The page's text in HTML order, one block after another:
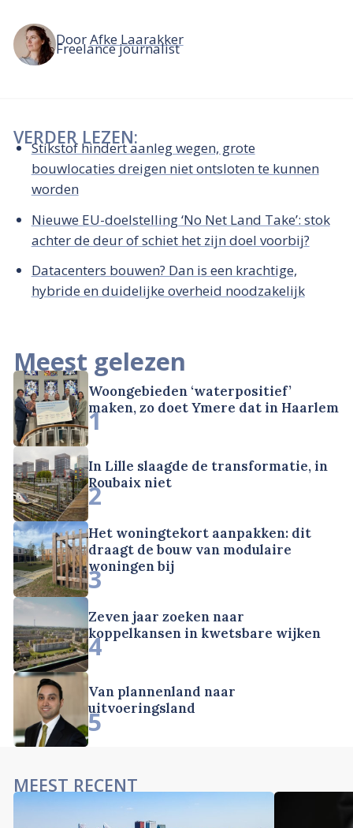
DoorAfke Laarakker
Freelance journalist
VERDER LEZEN:
Stikstof hindert aanleg wegen, grote
bouwlocaties dreigen niet ontsloten te kunnen
worden
Nieuwe EU-doelstelling ‘No Net Land Take’: stok
achter de deur of schiet het zijn doel voorbij?
Datacenters bouwen? Dan is een krachtige,
hybride en duidelijke overheid noodzakelijk
Meest gelezen
Woongebieden ‘waterpositief’
maken, zo doet Ymere dat in Haarlem
1
In Lille slaagde de transformatie, in
Roubaix niet
2
Het woningtekort aanpakken: dit
draagt de bouw van modulaire
woningen bij
3
Zeven jaar zoeken naar
koppelkansen in kwetsbare wijken
4
Van plannenland naar
uitvoeringsland
5
MEEST RECENT